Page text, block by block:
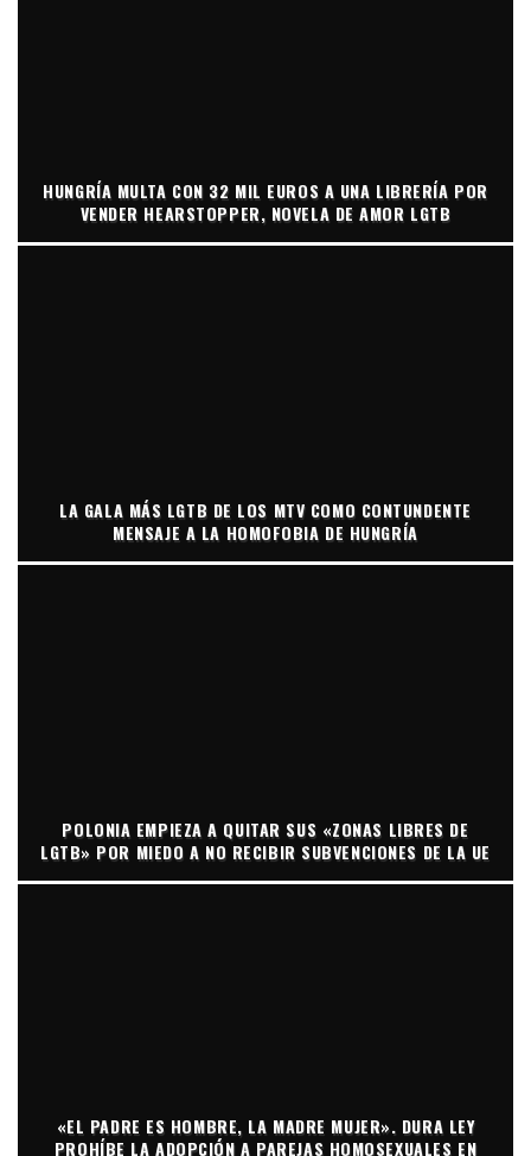
HUNGRÍA MULTA CON 32 MIL EUROS A UNA LIBRERÍA POR
VENDER HEARSTOPPER, NOVELA DE AMOR LGTB
LA GALA MÁS LGTB DE LOS MTV COMO CONTUNDENTE
MENSAJE A LA HOMOFOBIA DE HUNGRÍA
POLONIA EMPIEZA A QUITAR SUS «ZONAS LIBRES DE
LGTB» POR MIEDO A NO RECIBIR SUBVENCIONES DE LA UE
«EL PADRE ES HOMBRE, LA MADRE MUJER». DURA LEY
PROHÍBE LA ADOPCIÓN A PAREJAS HOMOSEXUALES EN